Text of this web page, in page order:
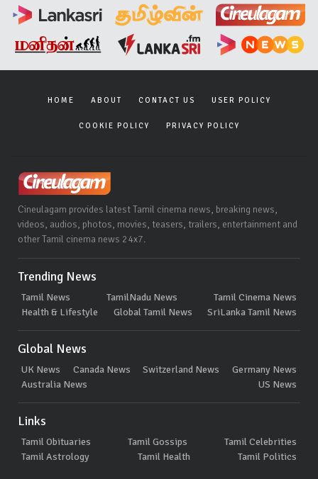
HOME ABOUT CONTACT US USER POLICY
COOKIE POLICY PRIVACY POLICY
Cineulagam provides latest Tamil cinema news, breaking news,
videos, audios, photos, movies, teasers, trailers, entertainment and
other Tamil cinema news 24x7.
Trending News
Tamil News TamilNadu News
Tamil Cinema News
Health & Lifestyle
Global Tamil News SriLanka Tamil News
Global News
UK News Canada News Switzerland News
Germany News
Australia News
US News
Links
Tamil Obituaries Tamil Gossips
Tamil Celebrities
Tamil Astrology
Tamil Health Tamil Politics